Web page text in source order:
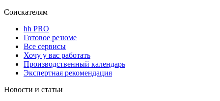
Соискателям
hh PRO
Готовое резюме
Все сервисы
Хочу у вас работать
Производственный календарь
Экспертная рекомендация
Новости и статьи